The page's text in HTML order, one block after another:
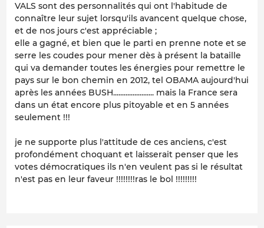
VALS sont des personnalités qui ont l'habitude de
connaître leur sujet lorsqu'ils avancent quelque chose,
et de nos jours c'est appréciable ;
elle a gagné, et bien que le parti en prenne note et se
serre les coudes pour mener dès à présent la bataille
qui va demander toutes les énergies pour remettre le
pays sur le bon chemin en 2012, tel OBAMA aujourd'hui
après les années BUSH....................... mais la France sera
dans un état encore plus pitoyable et en 5 années
seulement !!!
je ne supporte plus l'attitude de ces anciens, c'est
profondément choquant et laisserait penser que les
votes démocratiques ils n'en veulent pas si le résultat
n'est pas en leur faveur !!!!!!!!ras le bol !!!!!!!!!